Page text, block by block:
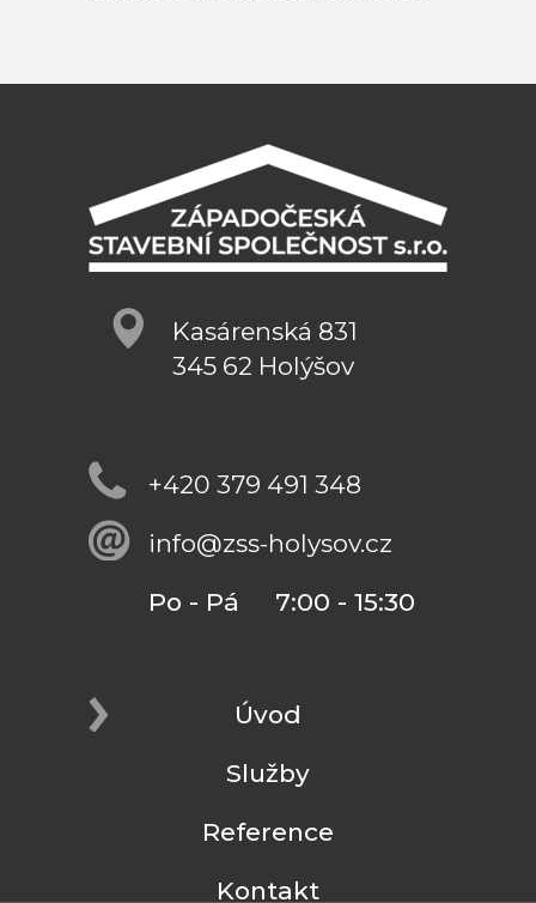
Kasárenská 831
345 62 Holýšov
+420 379 491 348
info@zss-holysov.cz
Po - Pá 7:00 - 15:30
Úvod
Služby
Reference
Kontakt